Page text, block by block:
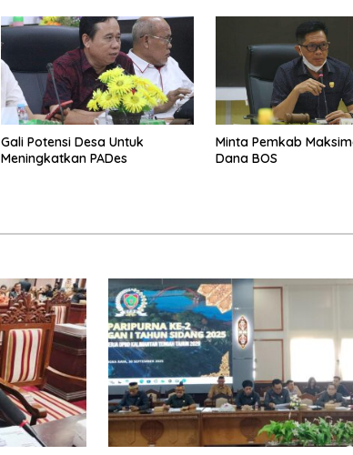
Gali Potensi Desa Untuk
Meningkatkan PADes
Minta Pemkab
Dana BOS